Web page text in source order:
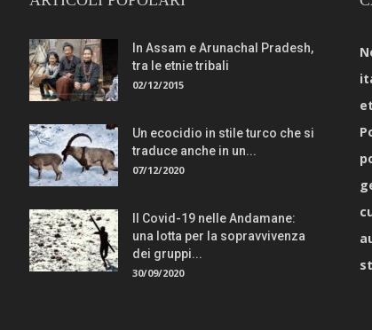
In Assam e Arunachal Pradesh,
tra le etnie tribali
02/12/2015
Un ecocidio in stile turco che si
traduce anche in un...
07/12/2020
Il Covid-19 nelle Andamane:
una lotta per la sopravvivenza
dei gruppi...
30/09/2020